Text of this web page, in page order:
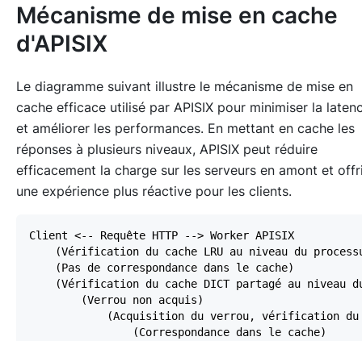
Mécanisme de mise en cache
d'APISIX
Le diagramme suivant illustre le mécanisme de mise en
cache efficace utilisé par APISIX pour minimiser la
et améliorer les performances. En mettant en cache les
réponses à plusieurs niveaux, APISIX peut réduire
efficacement la charge sur les serveurs en amont et
une expérience plus réactive pour les clients.